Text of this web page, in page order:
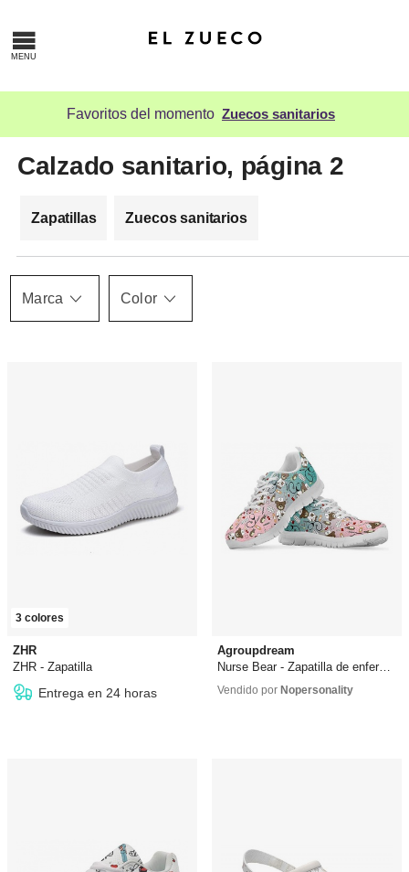
Favoritos del momento Zuecos sanitarios
Calzado sanitario, página 2
Zapatillas Zuecos sanitarios
Marca Color
3 colores
ZHR
ZHR - Zapatilla
29,12 €
desde 28,71 €
Entrega en 24 horas
Agroupdream
Nurse Bear - Zapatilla de enfermera
29,99 €
Vendido por Nopersonality